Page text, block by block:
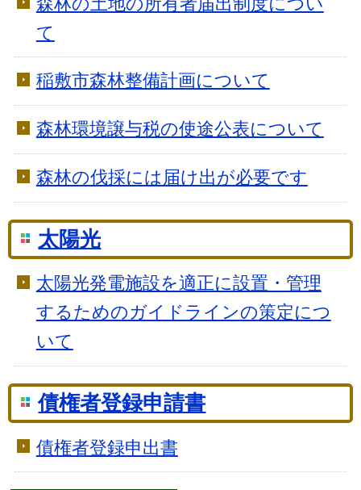
て
稲敷市森林整備計画について
森林環境譲与税の使途公表について
森林の伐採には届け出が必要です
太陽光
太陽光発電施設を適正に設置・管理
するためのガイドラインの策定につ
いて
債権者登録申請書
債権者登録申出書